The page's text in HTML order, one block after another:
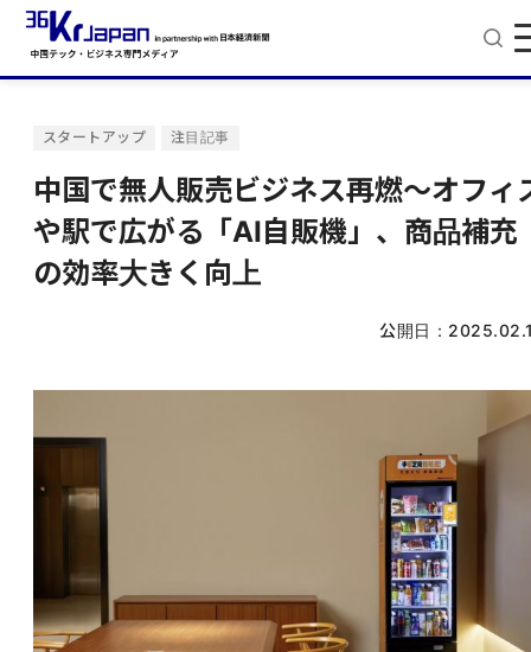
スタートアップ 注目記事
中国で無人販売ビジネス再燃〜オフィ
や駅で広がる「AI自販機」、商品補充
の効率大きく向上
公開日：